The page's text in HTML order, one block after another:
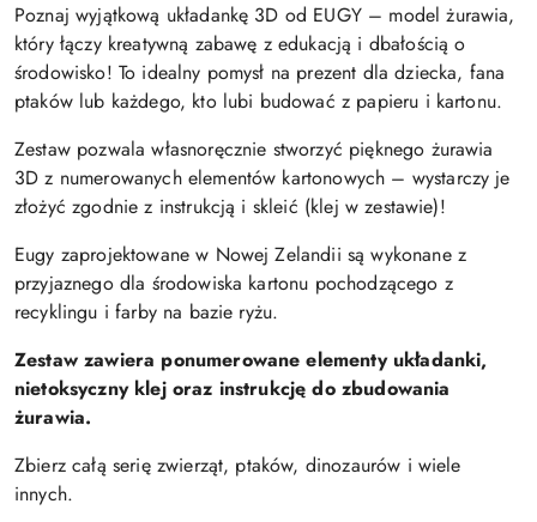
Poznaj wyjątkową układankę 3D od EUGY – model żurawia,
który łączy kreatywną zabawę z edukacją i dbałością o
środowisko! To idealny pomysł na prezent dla dziecka, fana
ptaków lub każdego, kto lubi budować z papieru i kartonu.
Zestaw pozwala własnoręcznie stworzyć pięknego żurawia
3D z numerowanych elementów kartonowych – wystarczy je
złożyć zgodnie z instrukcją i skleić (klej w zestawie)!
Eugy zaprojektowane w Nowej Zelandii są wykonane z
przyjaznego dla środowiska kartonu pochodzącego z
recyklingu i farby na bazie ryżu.
Zestaw zawiera ponumerowane elementy układanki,
nietoksyczny klej oraz instrukcję do zbudowania
żurawia.
Zbierz całą serię zwierząt, ptaków, dinozaurów i wiele
innych.